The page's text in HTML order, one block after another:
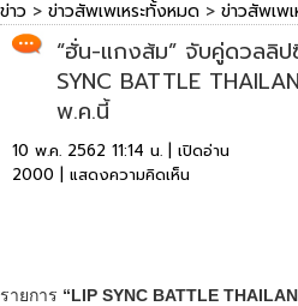
ข่าว > ข่าวสัพเพเหระทั้งหมด > ข่าวสัพเพเ
“ฮั่น-แกงส้ม” จับคู่ดวลลิป
SYNC BATTLE
พ.ค.นี้
10 พ.ค. 2562 11:14 น. | เปิดอ่าน
2000 | แสดงความคิดเห็น
รายการ “LIP SYNC BATTLE